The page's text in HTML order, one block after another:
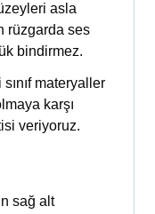
asla
rüzgarda ses
bindirmez.
sınıf materyaller
karşı
veriyoruz.
sağ alt